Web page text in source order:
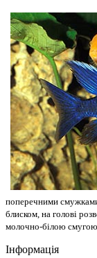
поперечними
блиском, на голові
молочно-білою
Інформація